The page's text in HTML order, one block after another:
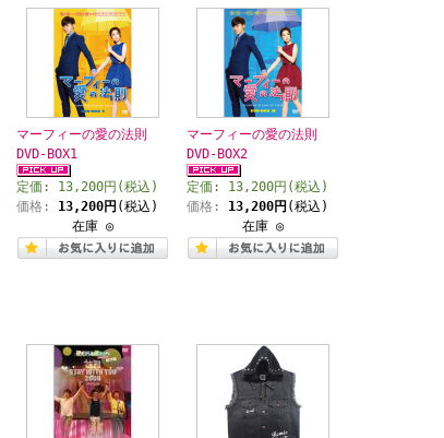
マーフィーの愛の法則
DVD-BOX1
定価: 13,200円(税込)
価格: 13,200円 (税込)
在庫 ◎
マーフィーの愛の法則
DVD-BOX2
定価: 13,200円(税込)
価格: 13,200円 (税込)
在庫 ◎